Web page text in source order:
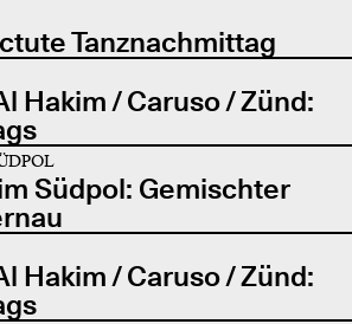
Tanznachmittag
Hakim / Caruso / Zünd:
Südpol: Gemischter
Hakim / Caruso / Zünd: